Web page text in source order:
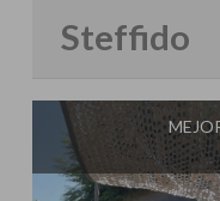
Steffido